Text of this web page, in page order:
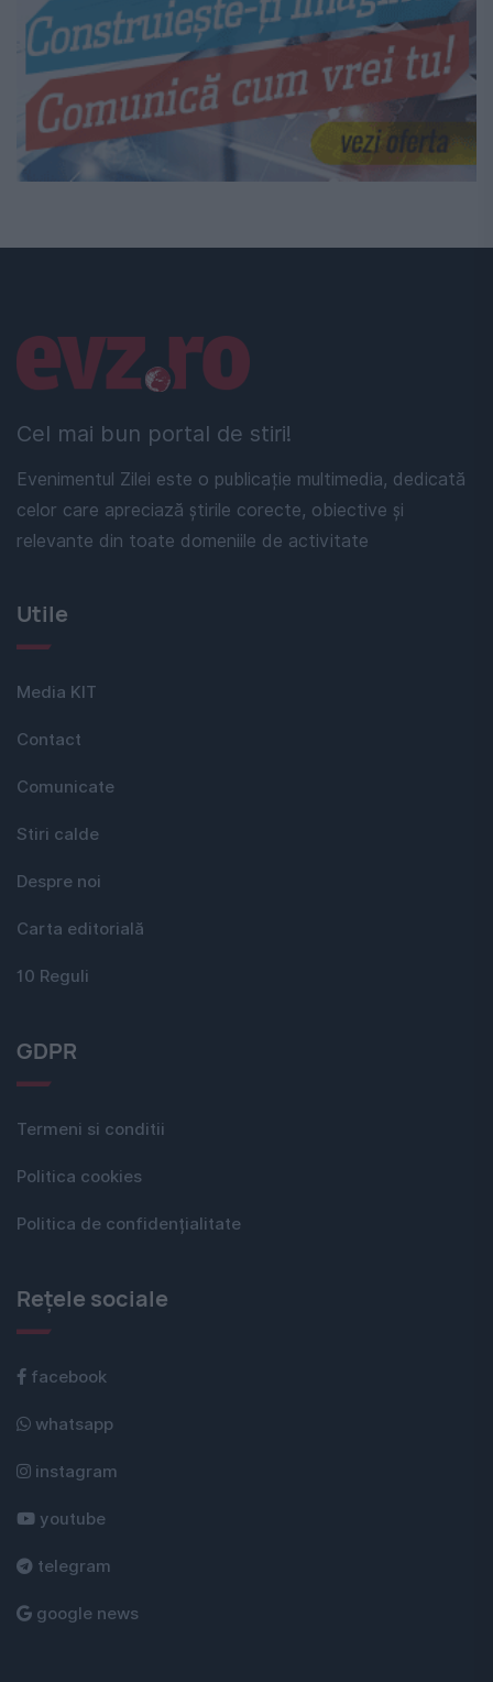
Cel mai bun portal de stiri!
Evenimentul Zilei este o publicație multimedia, dedicată
celor care apreciază știrile corecte, obiective și
relevante din toate domeniile de activitate
Linkuri utile
Utile
Media KIT
Contact
Comunicate
Stiri calde
Despre noi
Carta editorială
10 Reguli
GDPR
Termeni si conditii
Politica cookies
Politica de confidențialitate
Rețele sociale
facebook
whatsapp
instagram
youtube
telegram
google news